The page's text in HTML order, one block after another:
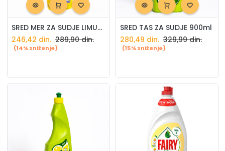
SRED MER ZA SUDJE LIMUN (SA SODA EFEKTOM) 750ml
246,42 din. 289,90din.
(14% sniženje)
SRED TAS ZA SUDJE 900ml
280,49 din. 329,99din.
(15% sniženje)